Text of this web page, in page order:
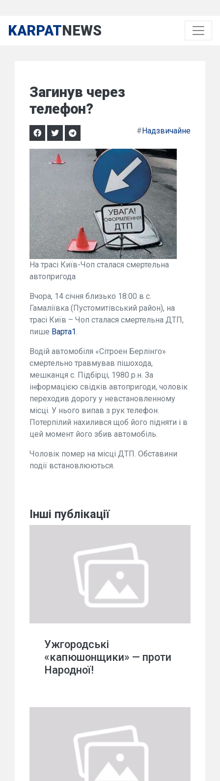
KARPATNEWS
Загинув через
телефон?
#Надзвичайне
На трасі Київ-Чоп сталася смертельна
автопригода
Вчора, 14 січня близько 18:00 в с.
Гамаліївка (Пустомитівський район), на
трасі Київ – Чоп сталася смертельна ДТП,
пише Варта1.
Водій автомобіля «Сітроен Берлінго»
смертельно травмував пішохода,
мешканця с. Підбірці, 1980 р.н. За
інформацією свідків автопригоди, чоловік
переходив дорогу у невстановленному
місці. У нього випав з рук телефон.
Потерпілий нахилився щоб його підняти і в
цей момент його збив автомобіль.
Чоловік помер на місці ДТП. Обставини
події встановлюються.
Інші публікації
Ужгородські
«капюшонщики» — проти
Народної!